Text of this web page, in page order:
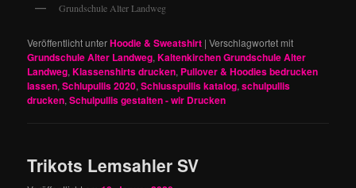
Grundschule Alter Landweg
Veröffentlicht unterHoodie & Sweatshirt |Verschlagwortet mit
Grundschule Alter Landweg,Kaltenkirchen Grundschule Alter
Landweg,Klassenshirts drucken, Pullover & Hoodies bedrucken
lassen,Schlupullis 2020,Schlusspullis katalog,schulpullis
drucken,Schulpullis gestalten - wir Drucken
Trikots Lemsahler SV